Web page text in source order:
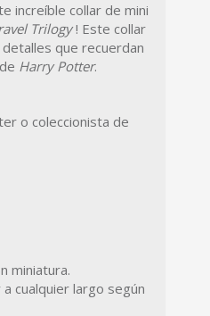
increíble collar de mini
Trilogy! Este collar
que recuerdan
Harry Potter.
o coleccionista de
miniatura.
cualquier largo según